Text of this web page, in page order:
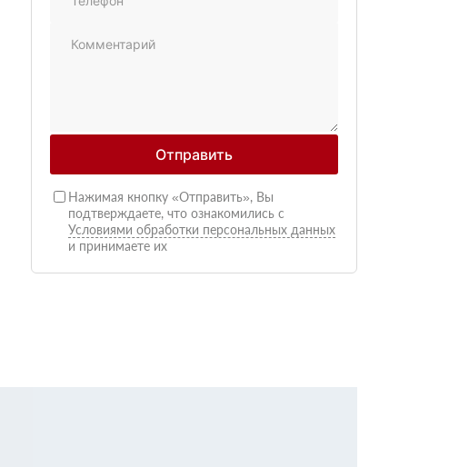
Отправить
Нажимая кнопку «Отправить», Вы
подтверждаете, что ознакомились с
Условиями обработки персональных данных
и принимаете их